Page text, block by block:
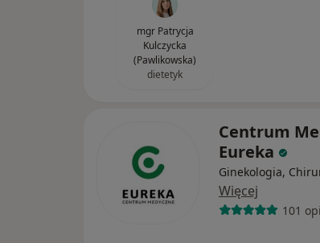
mgr Patrycja
Kulczycka
(Pawlikowska)
dietetyk
Centrum
Eureka
Ginekologia,
Więcej
101